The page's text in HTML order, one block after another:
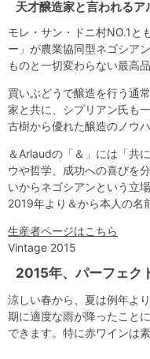
天才醸造家と言われるア
モレ・サン・ドニ村NO.1と
ー」が農業協同型ネゴシア
ものと一切変わらない最高
買いぶどうで醸造を行う通
家と共に、シプリアン氏も
古樹から優れた醸造のノウ
＆Arlaudの「＆」には「共
ウや哲学、成功への喜びを
いからネゴシアンという立
2019年より＆から本人の名
生産者ページはこちら
Vintage 2015
2015年、パーフェク
涼しい春から、夏は例年よ
期に適度な雨が降ったこと
できます。特に赤ワインは